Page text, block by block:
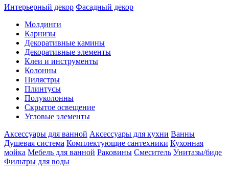
Интерьерный декор Фасадный декор
Молдинги
Карнизы
Декоративные камины
Декоративные элементы
Клеи и инструменты
Колонны
Пилястры
Плинтусы
Полуколонны
Скрытое освещение
Угловые элементы
Аксессуары для ванной Аксессуары для кухни Ванны
Душевая система Комплектующие сантехники Кухонная
мойка Мебель для ванной Раковины Смеситель Унитазы/биде
Фильтры для воды